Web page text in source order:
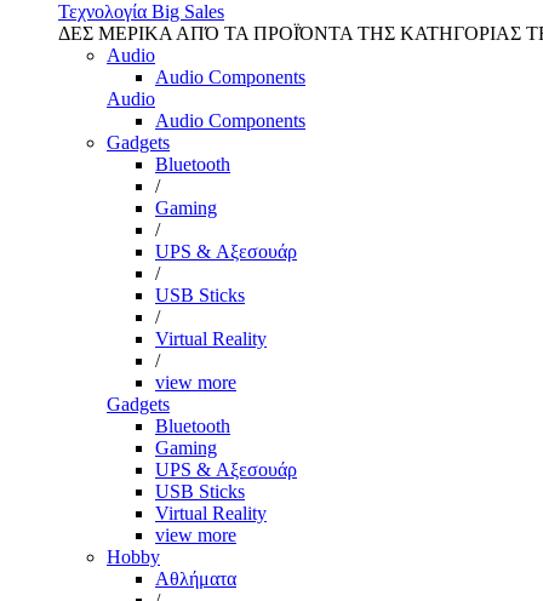
Τεχνολογία Big Sales
ΔΕΣ ΜΕΡΙΚΑ ΑΠΌ ΤΑ ΠΡΟΪΌΝΤΑ ΤΗΣ ΚΑΤΗΓΟΡΙΑΣ
Audio
Audio Components
Audio
Audio Components
Gadgets
Bluetooth
/
Gaming
/
UPS & Αξεσουάρ
/
USB Sticks
/
Virtual Reality
/
view more
Gadgets
Bluetooth
Gaming
UPS & Αξεσουάρ
USB Sticks
Virtual Reality
view more
Hobby
Αθλήματα